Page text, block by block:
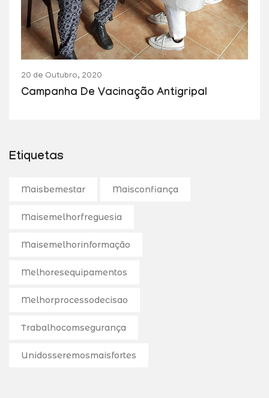
20 de Outubro, 2020
Campanha De Vacinação Antigripal
Etiquetas
Maisbemestar Maisconfiança
Maisemelhorfreguesia
Maisemelhorinformação
Melhoresequipamentos
Melhorprocessodecisao
Trabalhocomsegurança
Unidosseremosmaisfortes